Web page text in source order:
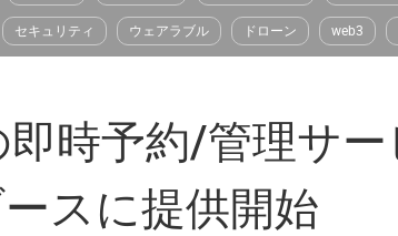
セキュリティ ウェアラブル ドローン web3
時予約/管理サ
スに提供開始